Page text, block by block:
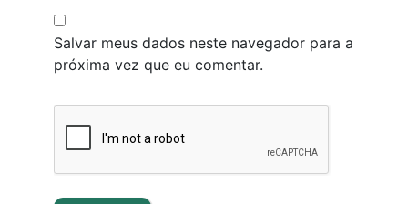
Salvar meus dados neste navegador para a
próxima vez que eu comentar.